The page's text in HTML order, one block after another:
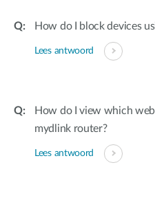
How do I block devices
Lees antwoord
How do I view which
mydlink router?
Lees antwoord